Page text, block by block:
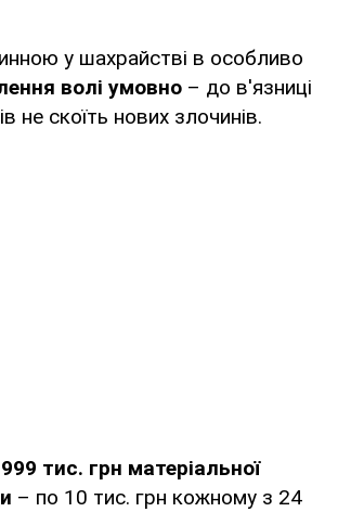
у шахрайстві в особливо
волі умовно – до в'язниці
скоїть нових злочинів.
тис. грн матеріальної
– по 10 тис. грн кожному з 24